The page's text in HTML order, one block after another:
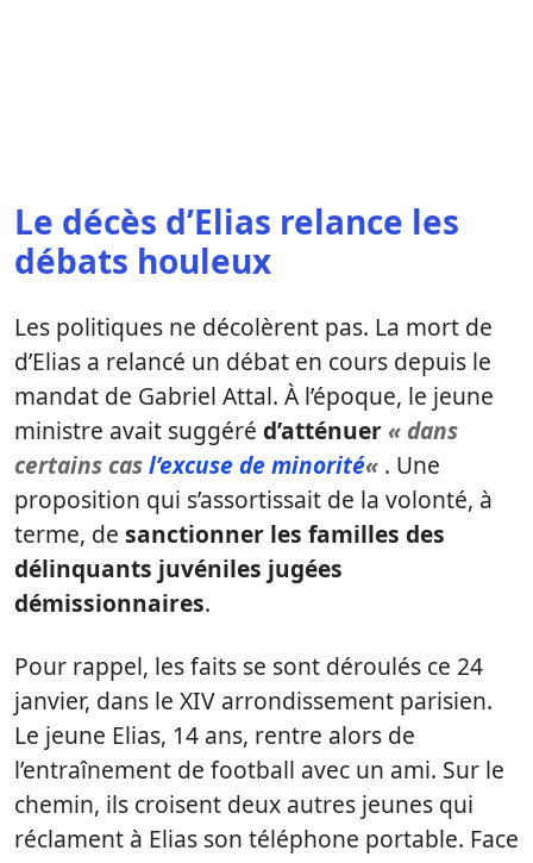
Le décès d’Elias relance les
débats houleux
Les politiques ne décolèrent pas. La mort de
d’Elias a relancé un débat en cours depuis le
mandat de Gabriel Attal. À l’époque, le jeune
ministre avait suggéré d’atténuer« dans
certains casl’excuse de minorité« . Une
proposition qui s’assortissait de la volonté, à
terme, de sanctionner les familles des
délinquants juvéniles jugées
démissionnaires.
Pour rappel, les faits se sont déroulés ce 24
janvier, dans le XIV arrondissement parisien.
Le jeune Elias, 14 ans, rentre alors de
l’entraînement de football avec un ami. Sur le
chemin, ils croisent deux autres jeunes qui
réclament à Elias son téléphone portable. Face